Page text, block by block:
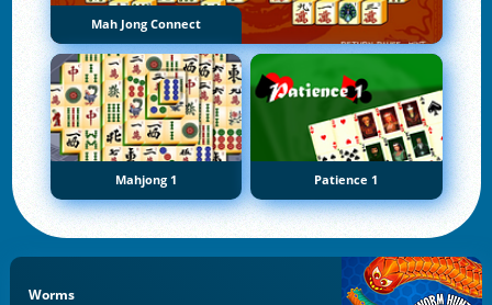
Mah Jong Connect
Mahjong 1 Patience 1
Worms